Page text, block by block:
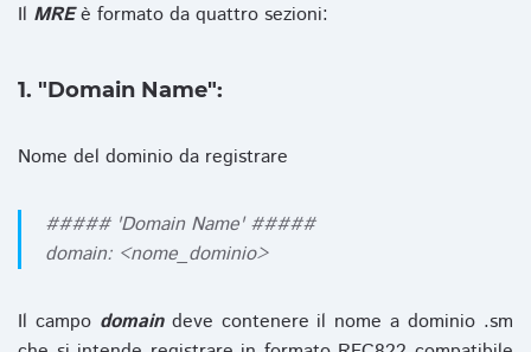
Il MREè formato da quattro sezioni:
1. "Domain Name":
Nome del dominio da registrare
##### 'Domain Name' #####
domain: <nome_dominio>
Il campo domaindeve contenere il nome a dominio .sm